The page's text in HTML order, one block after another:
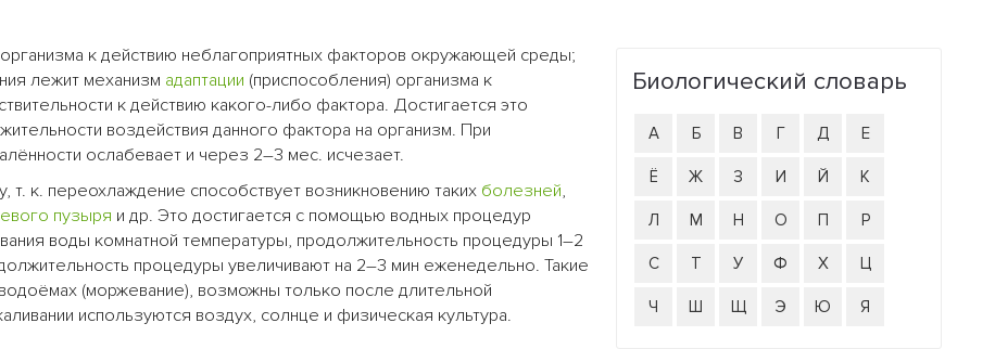
к действию неблагоприятных факторов окружающей среды;
лежит механизм адаптации (приспособления) организма к
к действию какого-либо фактора. Достигается это
воздействия данного фактора на организм. При
ослабевает и через 2–3 мес. исчезает.
т. к. переохлаждение способствует возникновению таких болезней,
пузыря и др. Это достигается с помощью водных процедур
воды комнатной температуры, продолжительность процедуры 1–2
процедуры увеличивают на 2–3 мин еженедельно. Такие
(моржевание), возможны только после длительной
используются воздух, солнце и физическая культура.
Биологический словарь
А Б В Г Д Е
Ё Ж З И Й К
Л М Н О П Р
С Т У Ф Х Ц
Ч Ш Щ Э Ю Я